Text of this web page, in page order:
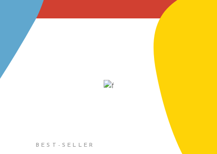
BEST-SELLER